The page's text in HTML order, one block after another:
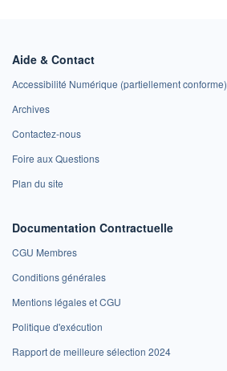
Aide & Contact
Accessibilité Numérique (partiellement conforme)
Archives
Contactez-nous
Foire aux Questions
Plan du site
Documentation Contractuelle
CGU Membres
Conditions générales
Mentions légales et CGU
Politique d'exécution
Rapport de meilleure sélection 2024